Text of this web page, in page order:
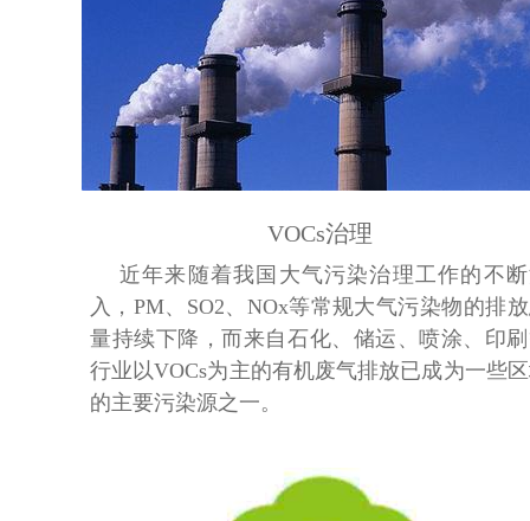
VOCs治理
近年来随着我国大气污染治理工作的不
入，PM、 SO2、NOx等常规大气污染物的排
量持续下降，而来自石化、储运、喷涂、印
行业以VOCs为主的有机废气排放已成为一些
的主要污染源之一。